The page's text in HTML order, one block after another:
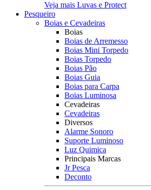
Veja mais Luvas e Protect
Pesqueiro
Boias e Cevadeiras
Boias
Boias de Arremesso
Boias Mini Torpedo
Boias Torpedo
Boias Pão
Boias Guia
Boias para Carpa
Boias Luminosa
Cevadeiras
Cevadeiras
Diversos
Alarme Sonoro
Suporte Luminoso
Luz Quimica
Principais Marcas
Jr Pesca
Deconto